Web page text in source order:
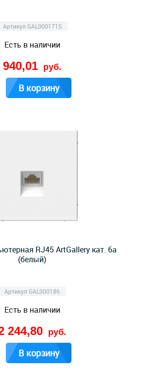
Артикул GAL000171S
Есть в наличии
940,01 руб.
В корзину
RJ45 ArtGallery кат. 6а
(белый)
Артикул GAL000186
Есть в наличии
244,80 руб.
В корзину